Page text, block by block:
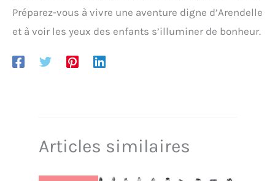
Préparez-vous à vivre une aventure digne d’Arendelle
et à voir les yeux des enfants s’illuminer de bonheur.
Articles similaires